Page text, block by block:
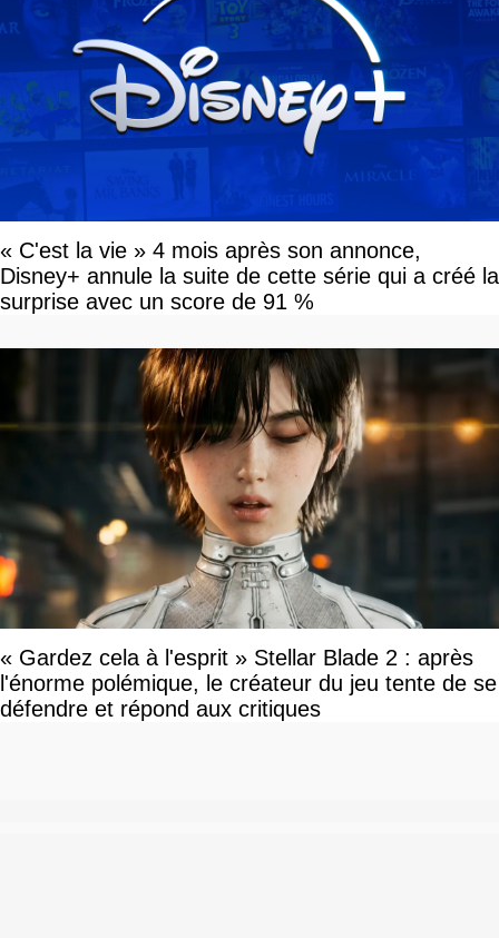
« C'est la vie » 4 mois après son annonce,
Disney+ annule la suite de cette série qui a créé la
surprise avec un score de 91 %
« Gardez cela à l'esprit » Stellar Blade 2 : après
l'énorme polémique, le créateur du jeu tente de se
défendre et répond aux critiques